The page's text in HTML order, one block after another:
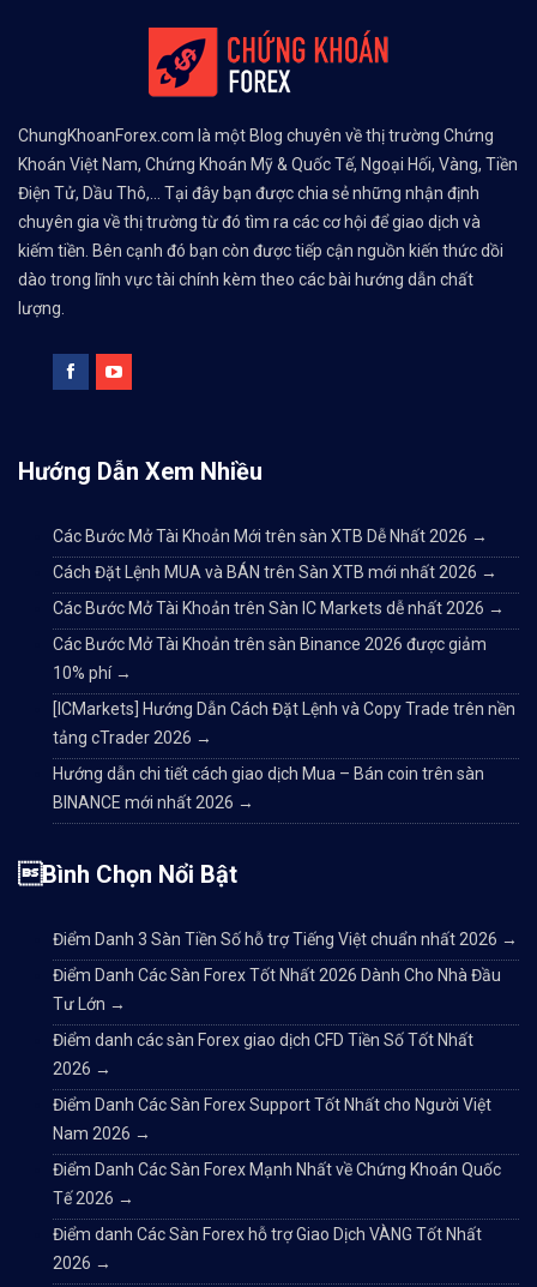
ChungKhoanForex.com là một Blog chuyên về thị trường Chứng
Khoán Việt Nam, Chứng Khoán Mỹ & Quốc Tế, Ngoại Hối, Vàng, Tiền
Điện Tử, Dầu Thô,... Tại đây bạn được chia sẻ những nhận định
chuyên gia về thị trường từ đó tìm ra các cơ hội để giao dịch và
kiếm tiền. Bên cạnh đó bạn còn được tiếp cận nguồn kiến thức dồi
dào trong lĩnh vực tài chính kèm theo các bài hướng dẫn chất
lượng.
Hướng Dẫn Xem Nhiều
Các Bước Mở Tài Khoản Mới trên sàn XTB Dễ Nhất 2026 →
Cách Đặt Lệnh MUA và BÁN trên Sàn XTB mới nhất 2026 →
Các Bước Mở Tài Khoản trên Sàn IC Markets dễ nhất 2026 →
Các Bước Mở Tài Khoản trên sàn Binance 2026 được giảm
10% phí →
[ICMarkets] Hướng Dẫn Cách Đặt Lệnh và Copy Trade trên nền
tảng cTrader 2026 →
Hướng dẫn chi tiết cách giao dịch Mua – Bán coin trên sàn
BINANCE mới nhất 2026 →
Bình Chọn Nổi Bật
Điểm Danh 3 Sàn Tiền Số hỗ trợ Tiếng Việt chuẩn nhất 2026 →
Điểm Danh Các Sàn Forex Tốt Nhất 2026 Dành Cho Nhà Đầu
Tư Lớn →
Điểm danh các sàn Forex giao dịch CFD Tiền Số Tốt Nhất
2026 →
Điểm Danh Các Sàn Forex Support Tốt Nhất cho Người Việt
Nam 2026 →
Điểm Danh Các Sàn Forex Mạnh Nhất về Chứng Khoán Quốc
Tế 2026 →
Điểm danh Các Sàn Forex hỗ trợ Giao Dịch VÀNG Tốt Nhất
2026 →